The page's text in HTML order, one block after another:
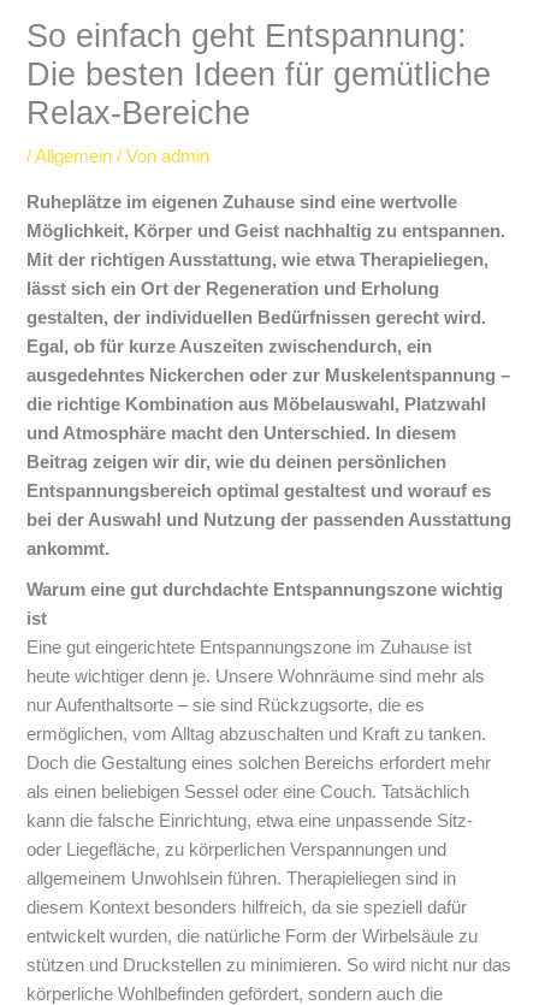
So einfach geht Entspannung:
Die besten Ideen für gemütliche
Relax-Bereiche
/Allgemein / Vonadmin
Ruheplätze im eigenen Zuhause sind eine wertvolle
Möglichkeit, Körper und Geist nachhaltig zu entspannen.
Mit der richtigen Ausstattung, wie etwa Therapieliegen,
lässt sich ein Ort der Regeneration und Erholung
gestalten, der individuellen Bedürfnissen gerecht wird.
Egal, ob für kurze Auszeiten zwischendurch, ein
ausgedehntes Nickerchen oder zur Muskelentspannung –
die richtige Kombination aus Möbelauswahl, Platzwahl
und Atmosphäre macht den Unterschied. In diesem
Beitrag zeigen wir dir, wie du deinen persönlichen
Entspannungsbereich optimal gestaltest und worauf es
bei der Auswahl und Nutzung der passenden Ausstattung
ankommt.
Warum eine gut durchdachte Entspannungszone wichtig
ist
Eine gut eingerichtete Entspannungszone im Zuhause ist
heute wichtiger denn je. Unsere Wohnräume sind mehr als
nur Aufenthaltsorte – sie sind Rückzugsorte, die es
ermöglichen, vom Alltag abzuschalten und Kraft zu tanken.
Doch die Gestaltung eines solchen Bereichs erfordert mehr
als einen beliebigen Sessel oder eine Couch. Tatsächlich
kann die falsche Einrichtung, etwa eine unpassende Sitz-
oder Liegefläche, zu körperlichen Verspannungen und
allgemeinem Unwohlsein führen. Therapieliegen sind in
diesem Kontext besonders hilfreich, da sie speziell dafür
entwickelt wurden, die natürliche Form der Wirbelsäule zu
stützen und Druckstellen zu minimieren. So wird nicht nur das
körperliche Wohlbefinden gefördert, sondern auch die